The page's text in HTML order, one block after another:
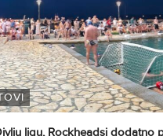
ligu, Rockheadsi dodatno